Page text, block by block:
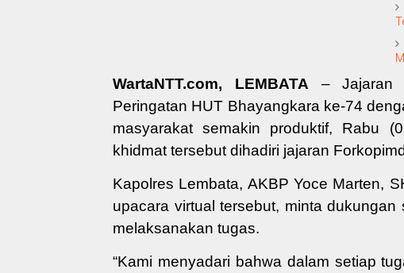
WartaNTT.com, LEMBATA – Jajaran
Peringatan HUT Bhayangkara ke-74
masyarakat semakin produktif, Rabu
khidmat tersebut dihadiri jajaran
Kapolres Lembata,AKBP Yoce Marten,
upacara virtual tersebut, minta
melaksanakan tugas.
“Kami menyadari bahwa dalam setiap